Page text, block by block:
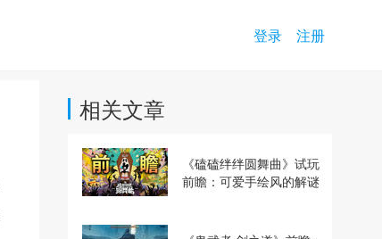
登录 注册
相关文章
《磕磕绊绊圆舞曲》试玩
前瞻：可爱手绘风的解谜